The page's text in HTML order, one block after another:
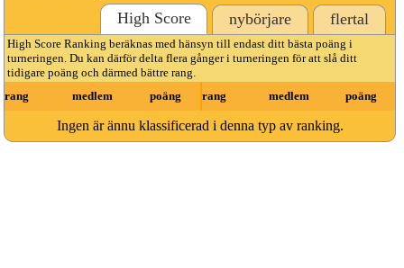
High Score
nybörjare flertal
High Score Ranking beräknas med hänsyn till endast ditt bästa poäng i
turneringen. Du kan därför delta flera gånger i turneringen för att slå ditt
tidigare poäng och därmed bättre rang.
rang
medlem poäng rang medlem poäng
Ingen är ännu klassificerad i denna typ av ranking.